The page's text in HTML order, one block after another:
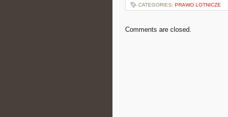
CATEGORIES: PRAWO LOTNICZE
Comments are closed.